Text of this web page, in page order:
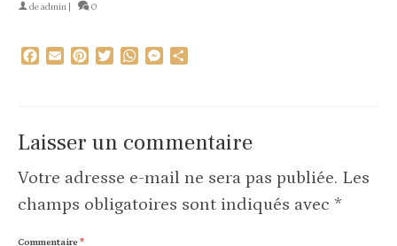
deadmin 0
Facebook
EmailPinterestTwitterWhatsAppMessenger
Laisser un commentaire
Votre adresse e-mail ne sera pas publiée. Les
champs obligatoires sont indiqués avec *
Commentaire *